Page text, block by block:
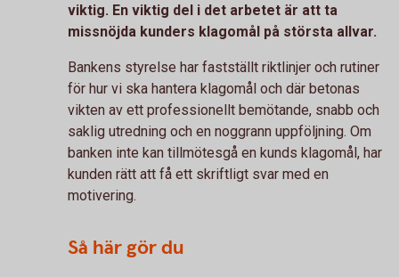
viktig. En viktig del i det arbetet är att ta
missnöjda kunders klagomål på största allvar.
Bankens styrelse har fastställt riktlinjer och rutiner
för hur vi ska hantera klagomål och där betonas
vikten av ett professionellt bemötande, snabb och
saklig utredning och en noggrann uppföljning. Om
banken inte kan tillmötesgå en kunds klagomål, har
kunden rätt att få ett skriftligt svar med en
motivering.
Så här gör du